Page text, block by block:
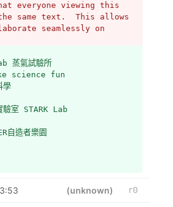
everyone viewing this
same text.  This allows
seamlessly on
蒸氣試驗所
science fun
學
室 STARK Lab
自造者樂園
(unknown)
r0